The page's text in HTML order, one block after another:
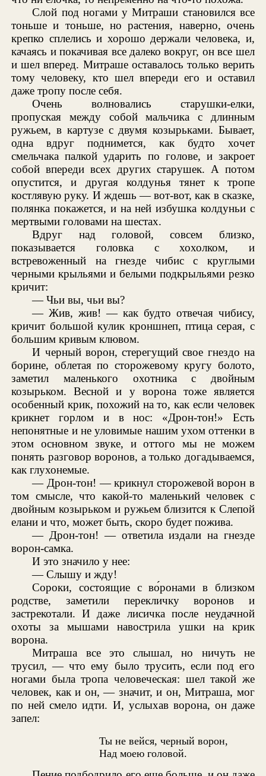
Слой под ногами у Митраши становился все
тоньше и тоньше, но растения, наверно, очень
крепко сплелись и хорошо держали человека, и,
качаясь и покачивая все далеко вокруг, он все шел
и шел вперед. Митраше оставалось только верить
тому человеку, кто шел впереди его и оставил
даже тропу после себя.
Очень волновались старушки-елки,
пропуская между собой мальчика с длинным
ружьем, в картузе с двумя козырьками. Бывает,
одна вдруг поднимется, как будто хочет
смельчака палкой ударить по голове, и закроет
собой впереди всех других старушек. А потом
опустится, и другая колдунья тянет к тропе
костлявую руку. И ждешь — вот-вот, как в сказке,
полянка покажется, и на ней избушка колдуньи с
мертвыми головами на шестах.
Вдруг над головой, совсем близко,
показывается головка с хохолком, и
встревоженный на гнезде чибис с круглыми
черными крыльями и белыми подкрыльями резко
кричит:
— Чьи вы, чьи вы?
— Жив, жив! — как будто отвечая чибису,
кричит большой кулик кроншнеп, птица серая, с
большим кривым клювом.
И черный ворон, стерегущий свое гнездо на
борине, облетая по сторожевому кругу болото,
заметил маленького охотника с двойным
козырьком. Весной и у ворона тоже является
особенный крик, похожий на то, как если человек
крикнет горлом и в нос: «Дрон-тон!» Есть
непонятные и не уловимые нашим ухом оттенки в
этом основном звуке, и оттого мы не можем
понять разговор воронов, а только догадываемся,
как глухонемые.
— Дрон-тон! — крикнул сторожевой ворон в
том смысле, что какой-то маленький человек с
двойным козырьком и ружьем близится к Слепой
елани и что, может быть, скоро будет пожива.
— Дрон-тон! — ответила издали на гнезде
ворон-самка.
И это значило у нее:
— Слышу и жду!
Сороки, состоящие с во́ронами в близком
родстве, заметили перекличку воронов и
застрекотали. И даже лисичка после неудачной
охоты за мышами навострила ушки на крик
ворона.
Митраша все это слышал, но ничуть не
трусил, — что ему было трусить, если под его
ногами была тропа человеческая: шел такой же
человек, как и он, — значит, и он, Митраша, мог
по ней смело идти. И, услыхав ворона, он даже
запел:
Ты не вейся, черный ворон,
Над моею головой.